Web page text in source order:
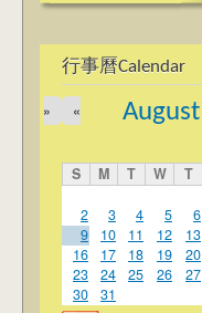
行事曆Calendar
August
«
»
S M T W T
2
3 4 5 6
9
10 11 12 13
16
17 18 19 20
23
24 25 26 27
30
31